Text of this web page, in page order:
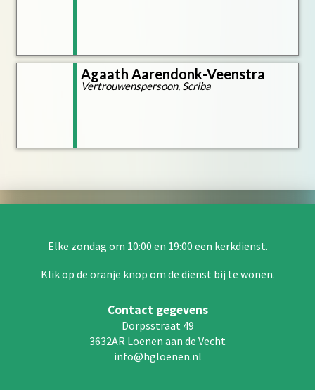
Agaath Aarendonk-Veenstra
Vertrouwenspersoon, Scriba
Elke zondag om 10:00 en 19:00 een kerkdienst.
Klik op de oranje knop om de dienst bij te wonen.
Contact gegevens
Dorpsstraat 49
3632AR Loenen aan de Vecht
info@hgloenen.nl